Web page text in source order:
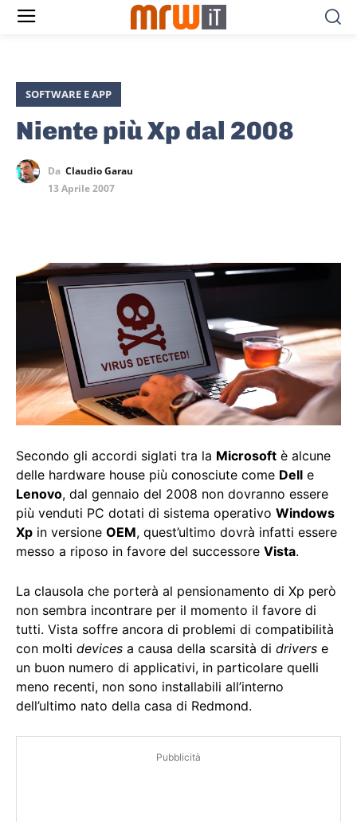
SOFTWARE E APP
Niente più Xp dal 2008
Da Claudio Garau
13 Aprile 2007
Secondo gli accordi siglati tra la Microsoft è alcune
delle hardware house più conosciute come Dell e
Lenovo, dal gennaio del 2008 non dovranno essere
più venduti PC dotati di sistema operativo Windows
Xp in versione OEM, quest’ultimo dovrà infatti essere
messo a riposo in favore del successore Vista.
La clausola che porterà al pensionamento di Xp però
non sembra incontrare per il momento il favore di
tutti. Vista soffre ancora di problemi di compatibilità
con molti devices a causa della scarsità di drivers e
un buon numero di applicativi, in particolare quelli
meno recenti, non sono installabili all’interno
dell’ultimo nato della casa di Redmond.
Pubblicità